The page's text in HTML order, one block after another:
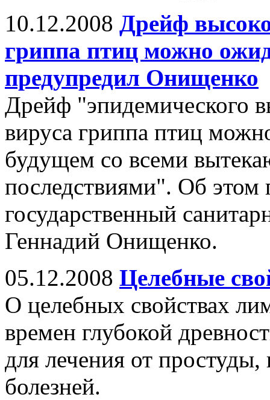
10.12.2008 Дрейф
гриппа птиц можно
предупредил Онищенко
Дрейф "эпидемического
вируса гриппа птиц
будущем со всеми
последствиями". Об этом
государственный
Геннадий Онищенко.
05.12.2008 Целебные
О целебных свойствах
времен глубокой
для лечения от
болезней.